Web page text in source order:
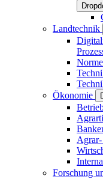
Landtechnik
Ökonomie
Agrar-
Forschung